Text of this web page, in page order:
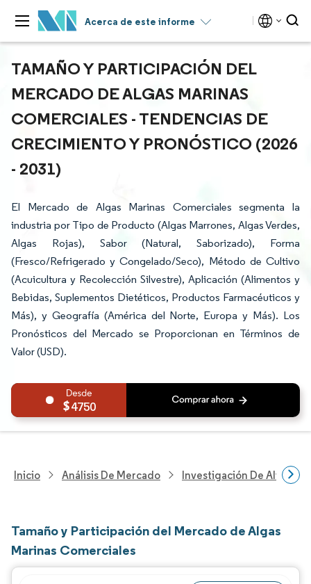
Acerca de este informe
TAMAÑO Y PARTICIPACIÓN DEL
MERCADO DE ALGAS MARINAS
COMERCIALES - TENDENCIAS DE
CRECIMIENTO Y PRONÓSTICO (2026
- 2031)
El Mercado de Algas Marinas Comerciales segmenta la
industria por Tipo de Producto (Algas Marrones, Algas Verdes,
Algas Rojas), Sabor (Natural, Saborizado), Forma
(Fresco/Refrigerado y Congelado/Seco), Método de Cultivo
(Acuicultura y Recolección Silvestre), Aplicación (Alimentos y
Bebidas, Suplementos Dietéticos, Productos Farmacéuticos y
Más), y Geografía (América del Norte, Europa y Más). Los
Pronósticos del Mercado se Proporcionan en Términos de
Valor (USD).
4750
Inicio Análisis De Mercado Investigación De
Tamaño y Participación del Mercado de Algas
Marinas Comerciales